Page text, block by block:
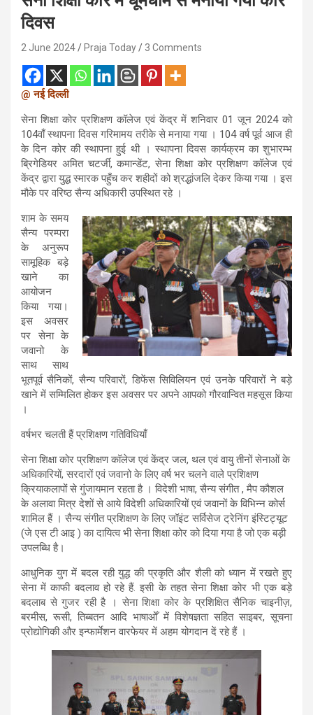
दिवस
2 June 2024 Praja Today 3 Comments
@ नई दिल्ली
सेना शिक्षा कोर प्रशिक्षण कॉलेज एवं केंद्र में शनिवार 01 जून 2024 को
104वाँ स्थापना दिवस गरिमामय तरीके से मनाया गया । 104 वर्ष पूर्व आज ही
के दिन कोर की स्थापना हुई थी । स्थापना दिवस कार्यक्रम का शुभारम्भ
ब्रिगेडियर अमित चटर्जी, कमान्डेंट, सेना शिक्षा कोर प्रशिक्षण कॉलेज एवं
केंद्र द्वारा युद्ध स्मारक पहुँच कर शहीदों को श्रद्धांजलि देकर किया गया । इस
मौके पर वरिष्ठ सैन्य अधिकारी उपस्थित रहे ।
शाम के समय
सैन्य परम्परा
के अनुरूप
सामूहिक बड़े
खाने का
आयोजन
किया गया।
इस अवसर
पर सेना के
जवानो के
साथ साथ
भूतपूर्व सैनिकों, सैन्य परिवारों, डिफेंस सिविलियन एवं उनके परिवारों ने बड़े
खाने में सम्मिलित होकर इस अवसर पर अपने आपको गौरवान्वित महसूस किया
।
वर्षभर चलती हैं प्रशिक्षण गतिविधियाँ
सेना शिक्षा कोर प्रशिक्षण कॉलेज एवं केंद्र जल, थल एवं वायु तीनों सेनाओं के
अधिकारियों, सरदारों एवं जवानो के लिए वर्ष भर चलने वाले प्रशिक्षण
क्रियाकलापों से गुंजायमान रहता है । विदेशी भाषा, सैन्य संगीत , मैप कौशल
के अलावा मित्र देशों से आये विदेशी अधिकारियों एवं जवानों के विभिन्न कोर्स
शामिल हैं । सैन्य संगीत प्रशिक्षण के लिए जॉइंट सर्विसेज ट्रेनिंग इंस्टिट्यूट
(जे एस टी आइ ) का दायित्व भी सेना शिक्षा कोर को दिया गया है जो एक बड़ी
उपलब्धि है।
आधुनिक युग में बदल रही युद्ध की प्रकृति और शैली को ध्यान में रखते हुए
सेना में काफी बदलाव हो रहे हैं. इसी के तहत सेना शिक्षा कोर भी एक बड़े
बदलाब से गुजर रही है । सेना शिक्षा कोर के प्रशिक्षित सैनिक चाइनीज़,
बरमीस, रूसी, तिब्बतन आदि भाषाओँ में विशेषज्ञता सहित साइबर, सूचना
प्रोद्योगिकी और इन्फार्मेशन वारफेयर में अहम योगदान दें रहे हैं ।